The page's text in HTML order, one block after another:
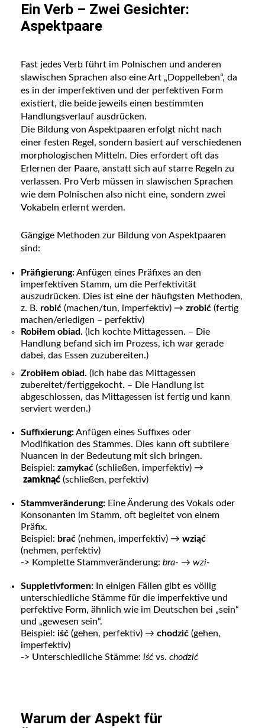
Ein Verb – Zwei Gesichter:
Aspektpaare
Fast jedes Verb führt im Polnischen und anderen
slawischen Sprachen also eine Art „Doppelleben“, da
es in der imperfektiven und der perfektiven Form
existiert, die beide jeweils einen bestimmten
Handlungsverlauf ausdrücken.
Die Bildung von Aspektpaaren erfolgt nicht nach
einer festen Regel, sondern basiert auf verschiedenen
morphologischen Mitteln. Dies erfordert oft das
Erlernen der Paare, anstatt sich auf starre Regeln zu
verlassen. Pro Verb müssen in slawischen Sprachen
wie dem Polnischen also nicht eine, sondern zwei
Vokabeln erlernt werden.
Gängige Methoden zur Bildung von Aspektpaaren
sind:
Präfigierung:Anfügen eines Präfixes an den
imperfektiven Stamm, um die Perfektivität
auszudrücken. Dies ist eine der häufigsten Methoden,
z. B. robić (machen/tun, imperfektiv) → zrobić (fertig
machen/erledigen – perfektiv)
Robiłem obiad. (Ich kochte Mittagessen. – Die
Handlung befand sich im Prozess, ich war gerade
dabei, das Essen zuzubereiten.)
Zrobiłem obiad. (Ich habe das Mittagessen
zubereitet/fertiggekocht. – Die Handlung ist
abgeschlossen, das Mittagessen ist fertig und kann
serviert werden.)
Suffixierung:Anfügen eines Suffixes oder
Modifikation des Stammes. Dies kann oft subtilere
Nuancen in der Bedeutung mit sich bringen.
Beispiel: zamykać (schließen, imperfektiv) →
zamknąć (schließen, perfektiv)
Stammveränderung: Eine Änderung des Vokals oder
Konsonanten im Stamm, oft begleitet von einem
Präfix.
Beispiel: brać (nehmen, imperfektiv) → wziąć
(nehmen, perfektiv)
-> Komplette Stammveränderung: bra- → wzi-
Suppletivformen: In einigen Fällen gibt es völlig
unterschiedliche Stämme für die imperfektive und
perfektive Form, ähnlich wie im Deutschen bei „sein“
und „gewesen sein“.
Beispiel: iść (gehen, perfektiv) → chodzić (gehen,
imperfektiv)
-> Unterschiedliche Stämme: iść vs. chodzić
Warum der Aspekt für